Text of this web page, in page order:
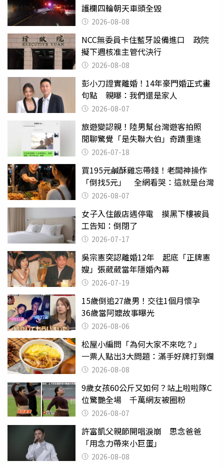
護欄四輪朝天車頭全毀
2026-08-08
NCC無委員卡住藍牙設備進口 政院
擬下週核准主管代決行
2026-08-08
彭小刀證實離婚！14年豪門婚正式畫
句點 親曝：我們還是家人
2026-08-07
旅遊變認親！陸男幫台灣遊客拍照
閒聊驚覺「是失聯大伯」奇蹟重逢
2026-07-18
買195元鹹酥雞忘帶錢！老闆神操作
「倒找5元」 全網看哭：這就是台灣
2026-08-07
女子入住飯店遇停電 摸黑下樓被員
工告知：倒閉了
2026-07-17
吳宗憲突認離婚12年 起底「正牌憲
嫂」張葳葳當年隱婚內幕
2026-07-19
15歲倒追27歲男！交往1個月懷孕
36歲當阿嬤故事曝光
2026-08-06
松屋小編問「為何大家不來吃？」
一票人點出3大問題：滿手好牌打到爛
2026-08-08
9歲女孩60公斤又如何？站上啦啦隊C
位驚艷全場 千萬網友被圈粉
2026-08-07
許富凱父親節開唱淚崩 思念爸爸
「用念力帶來小巨蛋」
2026-08-08